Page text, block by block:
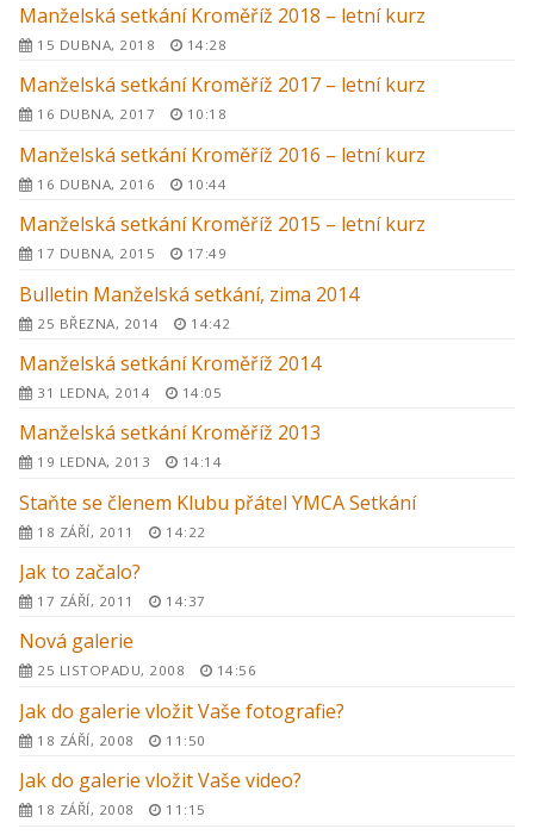
Manželská setkání Kroměříž 2018 – letní kurz
15 DUBNA, 2018 14:28
Manželská setkání Kroměříž 2017 – letní kurz
16 DUBNA, 2017 10:18
Manželská setkání Kroměříž 2016 – letní kurz
16 DUBNA, 2016 10:44
Manželská setkání Kroměříž 2015 – letní kurz
17 DUBNA, 2015 17:49
Bulletin Manželská setkání, zima 2014
25 BŘEZNA, 2014 14:42
Manželská setkání Kroměříž 2014
31 LEDNA, 2014 14:05
Manželská setkání Kroměříž 2013
19 LEDNA, 2013 14:14
Staňte se členem Klubu přátel YMCA Setkání
18 ZÁŘÍ, 2011 14:22
Jak to začalo?
17 ZÁŘÍ, 2011 14:37
Nová galerie
25 LISTOPADU, 2008 14:56
Jak do galerie vložit Vaše fotografie?
18 ZÁŘÍ, 2008 11:50
Jak do galerie vložit Vaše video?
18 ZÁŘÍ, 2008 11:15